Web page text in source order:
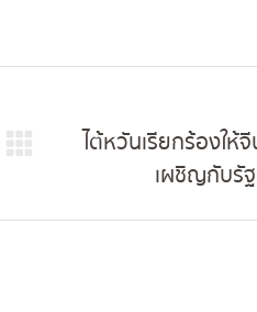
ไต้หวันเรียกร้องให้
เผชิญกับรั